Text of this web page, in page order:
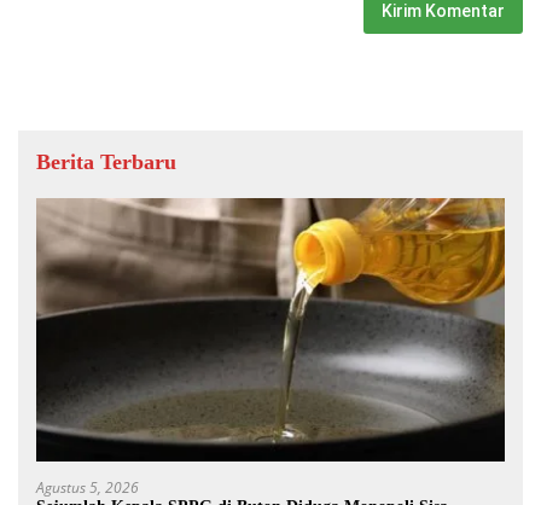
Berita Terbaru
Agustus 5, 2026